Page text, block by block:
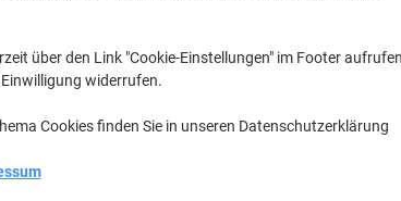
Lieferinformationen
über den Link "Cookie-Einstellungen" im Footer
widerrufen.
Cookies finden Sie in unseren Datenschutzerklärung